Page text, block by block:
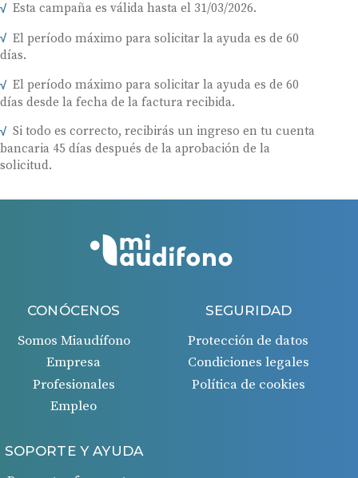
Esta campaña es válida hasta el 31/03/2026.
El período máximo para solicitar la ayuda es de 60
días.
El período máximo para solicitar la ayuda es de 60
días desde la fecha de la factura recibida.
Si todo es correcto, recibirás un ingreso en tu cuenta
bancaria 45 días después de la aprobación de la
solicitud.
CONÓCENOS
Somos Miaudífono
Empresa
Profesionales
Empleo
SEGURIDAD
Protección de datos
Condiciones legales
Política de cookies
SOPORTE Y AYUDA